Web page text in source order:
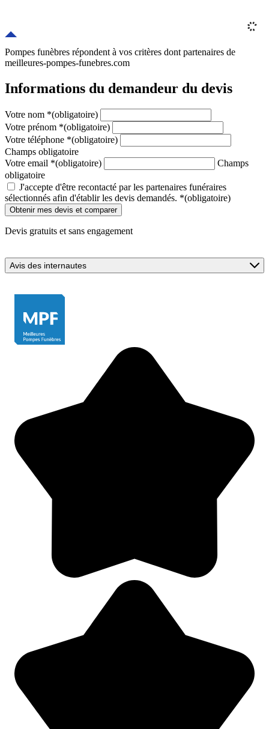
Pompes funèbres répondent à vos critères dont partenaires de
meilleures-pompes-funebres.com
Informations du demandeur du devis
Votre nom *(obligatoire)
Votre prénom *(obligatoire)
Votre téléphone *(obligatoire)
Champs obligatoire
Votre email *(obligatoire)
Champs
obligatoire
J'accepte d'être recontacté par les partenaires funéraires
sélectionnés afin d'établir les devis demandés. *(obligatoire)
Devis gratuits et sans engagement
Avis des internautes